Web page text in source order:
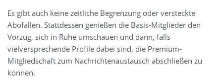
Es gibt auch keine zeitliche Begrenzung oder versteckte
Abofallen. Stattdessen genießen die Basis-Mitglieder den
Vorzug, sich in Ruhe umschauen und dann, falls
vielversprechende Profile dabei sind, die Premium-
Mitgliedschaft zum Nachrichtenaustausch abschließen zu
können.